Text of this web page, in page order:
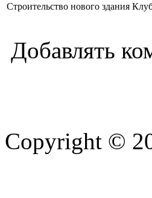
Строительство нового здания
Добавлять
Copyright ©